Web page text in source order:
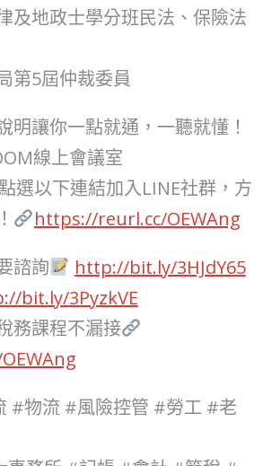
及地政士學分班民法、保險法
第5屆仲裁委員
明讓你一點就通，一聽就懂！
線上會議室
選以下連結加入LINE社群，方
https://reurl.cc/OEWAng
諮詢
http://bit.ly/3HJdY65
bit.ly/3PyzkVE
務課程不漏接
#物流 #風險控管 #勞工 #老